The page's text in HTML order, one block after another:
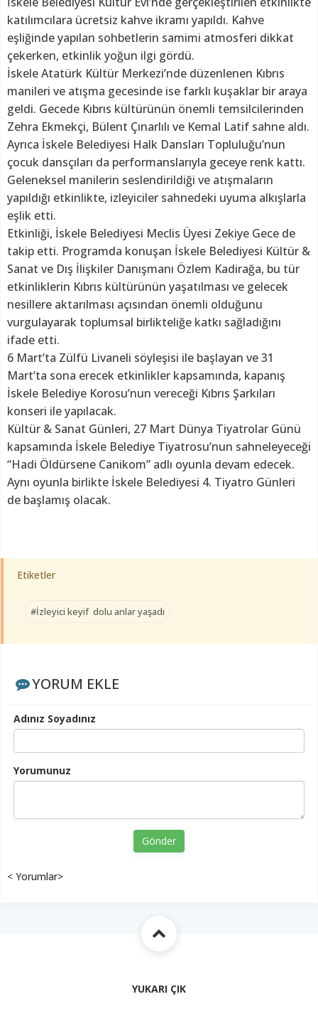
katılımcılara ücretsiz kahve ikramı yapıldı. Kahve
eşliğinde yapılan sohbetlerin samimi atmosferi dikkat
çekerken, etkinlik yoğun ilgi gördü.
İskele Atatürk Kültür Merkezi’nde düzenlenen Kıbrıs
manileri ve atışma gecesinde ise farklı kuşaklar bir araya
geldi. Gecede Kıbrıs kültürünün önemli temsilcilerinden
Zehra Ekmekçi, Bülent Çınarlılı ve Kemal Latif sahne aldı.
Ayrıca İskele Belediyesi Halk Dansları Topluluğu’nun
çocuk dansçıları da performanslarıyla geceye renk kattı.
Geleneksel manilerin seslendirildiği ve atışmaların
yapıldığı etkinlikte, izleyiciler sahnedeki uyuma alkışlarla
eşlik etti.
Etkinliği, İskele Belediyesi Meclis Üyesi Zekiye Gece de
takip etti. Programda konuşan İskele Belediyesi Kültür &
Sanat ve Dış İlişkiler Danışmanı Özlem Kadirağa, bu tür
etkinliklerin Kıbrıs kültürünün yaşatılması ve gelecek
nesillere aktarılması açısından önemli olduğunu
vurgulayarak toplumsal birlikteliğe katkı sağladığını
ifade etti.
6 Mart’ta Zülfü Livaneli söyleşisi ile başlayan ve 31
Mart’ta sona erecek etkinlikler kapsamında, kapanış
İskele Belediye Korosu’nun vereceği Kıbrıs Şarkıları
konseri ile yapılacak.
Kültür & Sanat Günleri, 27 Mart Dünya Tiyatrolar Günü
kapsamında İskele Belediye Tiyatrosu’nun sahneleyeceği
“Hadi Öldürsene Canikom” adlı oyunla devam edecek.
Aynı oyunla birlikte İskele Belediyesi 4. Tiyatro Günleri
de başlamış olacak.
Etiketler
#İzleyici keyif dolu anlar yaşadı
YORUM EKLE
Adınız Soyadınız
Yorumunuz
Gönder
< Yorumlar>
YUKARI ÇIK